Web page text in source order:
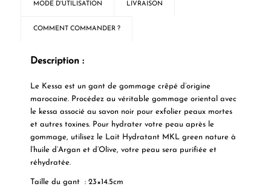
MODE D'UTILISATION LIVRAISON
COMMENT COMMANDER ?
Description :
Le Kessa est un gant de gommage crêpé d’origine
marocaine. Procédez au véritable gommage oriental avec
le kessa associé au savon noir pour exfolier peaux mortes
et autres toxines. Pour hydrater votre peau après le
gommage, utilisez le Lait Hydratant MKL green nature à
l’huile d’Argan et d’Olive, votre peau sera purifiée et
réhydratée.
Taille du gant : 23×14.5cm